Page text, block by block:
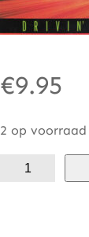
€9.95
2 op voorraad